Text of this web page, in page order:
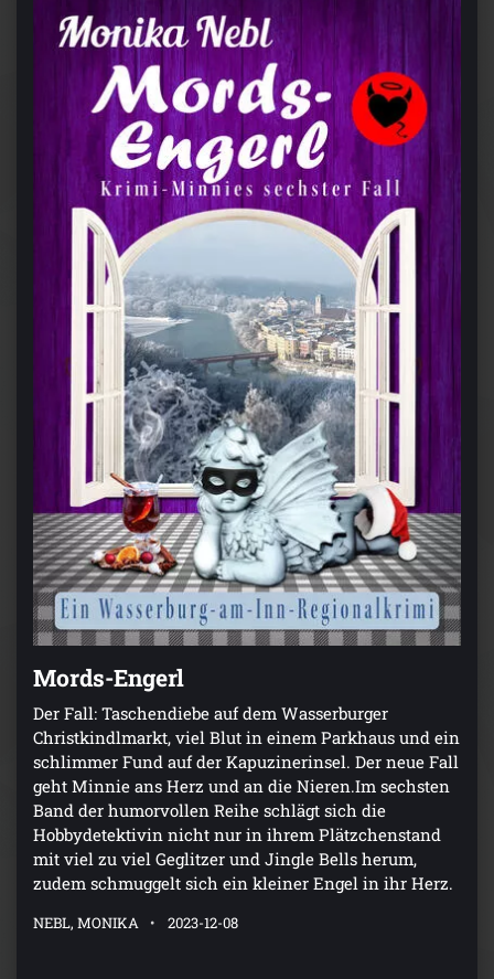
Mords-Engerl
Der Fall: Taschendiebe auf dem Wasserburger
Christkindlmarkt, viel Blut in einem Parkhaus und ein
schlimmer Fund auf der Kapuzinerinsel. Der neue Fall
geht Minnie ans Herz und an die Nieren.Im sechsten
Band der humorvollen Reihe schlägt sich die
Hobbydetektivin nicht nur in ihrem Plätzchenstand
mit viel zu viel Geglitzer und Jingle Bells herum,
zudem schmuggelt sich ein kleiner Engel in ihr Herz.
NEBL, MONIKA 2023-12-08